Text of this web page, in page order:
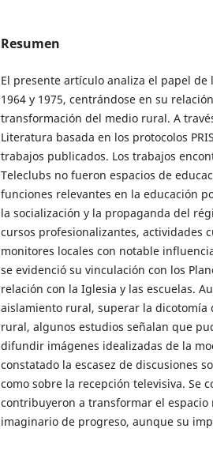
Resumen
El presente artículo analiza el papel de
1964 y 1975, centrándose en su
transformación del medio rural. A
Literatura basada en los protocolos
trabajos publicados. Los trabajos
Teleclubs no fueron espacios de
funciones relevantes en la educación
la socialización y la propaganda del
cursos profesionalizantes, actividades
monitores locales con notable
se evidenció su vinculación con los
relación con la Iglesia y las escuelas.
aislamiento rural, superar la dicotomía
rural, algunos estudios señalan que
difundir imágenes idealizadas de la
constatado la escasez de discusiones
como sobre la recepción televisiva. Se
contribuyeron a transformar el
imaginario de progreso, aunque su